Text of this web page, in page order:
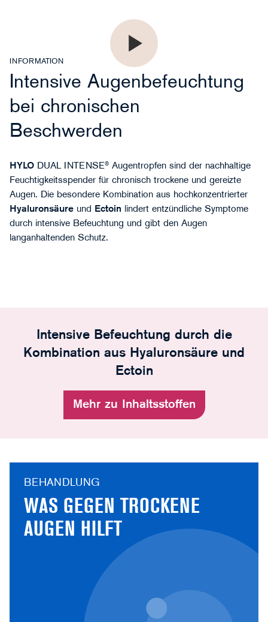
INFORMATION
Intensive Augenbefeuchtung
bei chronischen
Beschwerden
HYLO DUAL INTENSE® Augentropfen sind der nachhaltige
Feuchtigkeitsspender für chronisch trockene und gereizte
Augen. Die besondere Kombination aus hochkonzentrierter
Hyaluronsäure und Ectoin lindert entzündliche Symptome
durch intensive Befeuchtung und gibt den Augen
langanhaltenden Schutz.
Intensive Befeuchtung durch die
Kombination aus Hyaluronsäure und
Ectoin
Mehr zu Inhaltsstoffen
BEHANDLUNG
WAS GEGEN TROCKENE
AUGEN HILFT